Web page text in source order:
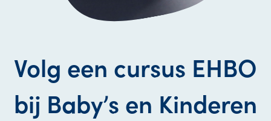
Volg een cursus EHBO
bij Baby’s en Kinderen